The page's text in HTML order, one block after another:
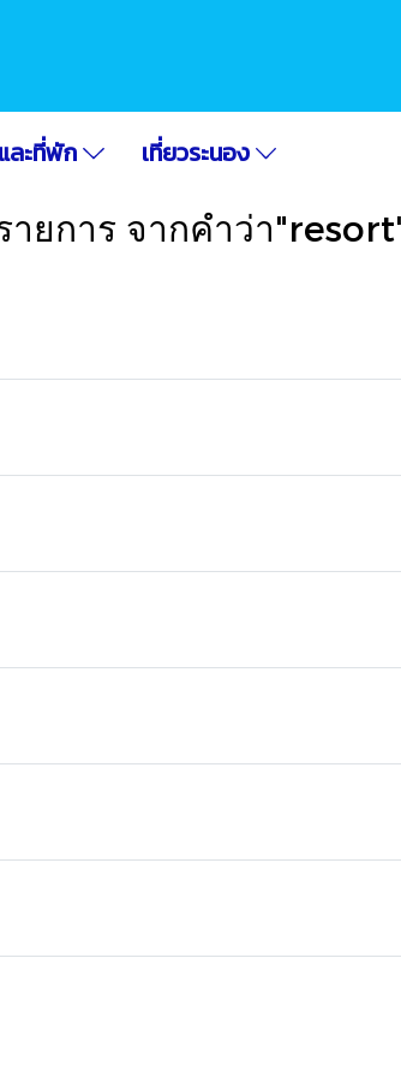
ละที่พัก เที่ยวระนอง
ยการ จากคำว่า